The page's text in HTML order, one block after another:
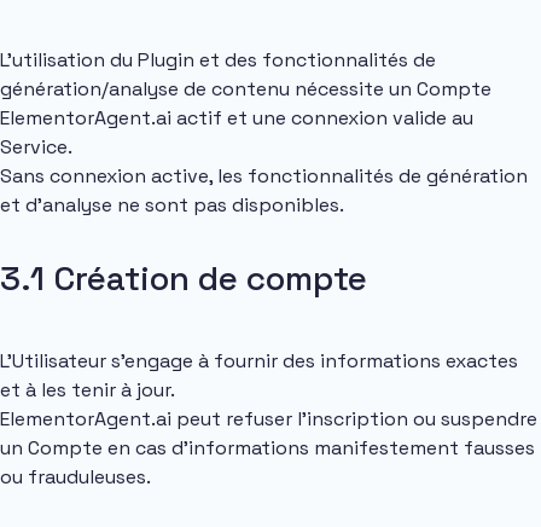
L’utilisation du Plugin et des fonctionnalités de
génération/analyse de contenu nécessite un Compte
ElementorAgent.ai actif et une connexion valide au
Service.
Sans connexion active, les fonctionnalités de génération
et d’analyse ne sont pas disponibles.
3.1 Création de compte
L’Utilisateur s’engage à fournir des informations exactes
et à les tenir à jour.
ElementorAgent.ai peut refuser l’inscription ou suspendre
un Compte en cas d’informations manifestement fausses
ou frauduleuses.